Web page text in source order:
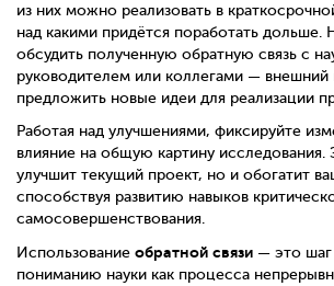
из них можно реализовать в
над какими придётся поработать дольше.
обсудить полученную обратную связь с
руководителем или коллегами — внешний
предложить новые идеи для реализации
Работая над улучшениями, фиксируйте
влияние на общую картину исследования.
улучшит текущий проект, но и обогатит
способствуя развитию навыков
самосовершенствования.
Использование обратной связи — это шаг
пониманию науки как процесса